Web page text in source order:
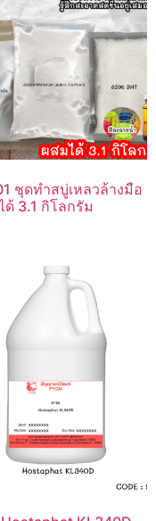
ชุดทำสบู่เหลวล้างมือ
ด้ 3.1 กิโลกรัม